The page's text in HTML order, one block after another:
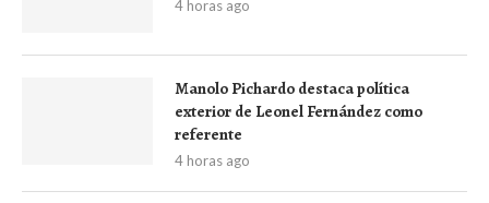
4 horas ago
Manolo Pichardo destaca política
exterior de Leonel Fernández como
referente
4 horas ago